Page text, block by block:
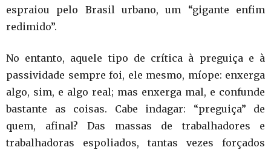
espraiou pelo Brasil urbano, um “gigante enfim
redimido”.
No entanto, aquele tipo de crítica à preguiça e à
passividade sempre foi, ele mesmo, míope: enxerga
algo, sim, e algo real; mas enxerga mal, e confunde
bastante as coisas. Cabe indagar: “preguiça” de
quem, afinal? Das massas de trabalhadores e
trabalhadoras espoliados, tantas vezes forçados